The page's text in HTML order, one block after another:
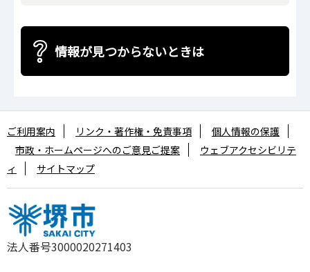
情報が見つからないときは
法人番号3000020271403
ご利用案内 リンク・著作権・免責事項
個人情報の保護
市政・ホームページへのご意見ご提案
ウェブアクセシビリテ
ィ
サイトマップ